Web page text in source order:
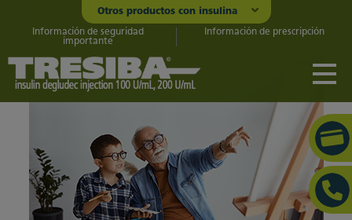
Otros productos con insulina
Información de seguridad
importante
Información de prescripción